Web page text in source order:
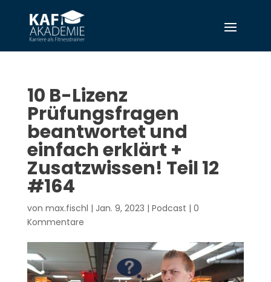
10 B-Lizenz
Prüfungsfragen
beantwortet und
einfach erklärt +
Zusatzwissen! Teil 12
#164
von max.fischl | Jan. 9, 2023 | Podcast | 0
Kommentare